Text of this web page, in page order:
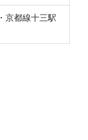
京都線十三駅